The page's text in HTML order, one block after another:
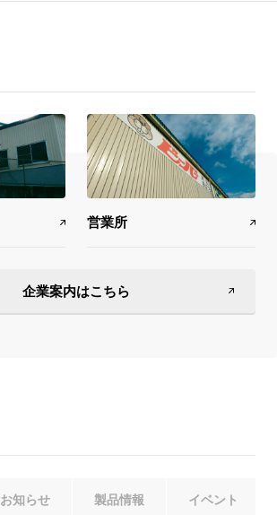
営業所
企業案内はこちら
お知らせ 製品情報 イベント